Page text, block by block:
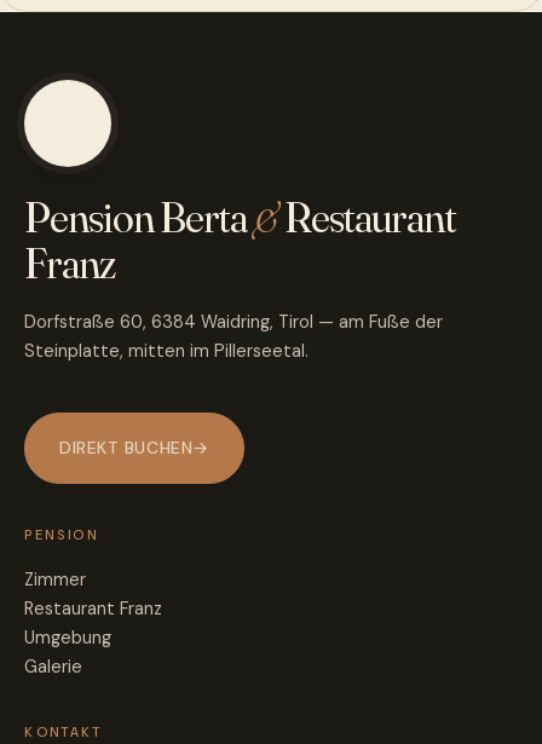
Pension Berta&Restaurant
Franz
Dorfstraße 60, 6384 Waidring, Tirol — am Fuße der
Steinplatte, mitten im Pillerseetal.
DIREKT BUCHEN→
PENSION
Zimmer
Restaurant Franz
Umgebung
Galerie
KONTAKT